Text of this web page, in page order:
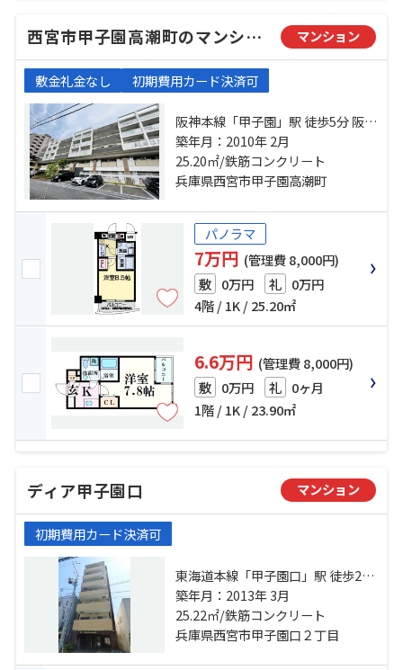
西宮市甲子園高潮町のマンション マンション
敷金礼金なし 初期費用カード決済可
阪神本線「甲子園」駅 徒歩5分 阪急
今津線「今津」駅 徒歩15分 東海道
本線「西宮」駅 徒歩28分
築年月：2010年 2月
25.20㎡/鉄筋コンクリート
兵庫県西宮市甲子園高潮町
パノラマ
7万円 (管理費 8,000円)
敷 0万円 礼 0万円
4階 / 1K / 25.20㎡
6.6万円 (管理費 8,000円)
敷 0万円 礼 0ヶ月
1階 / 1K / 23.90㎡
ディア甲子園口 マンション
初期費用カード決済可
東海道本線「甲子園口」駅 徒歩2分
阪神本線「甲子園」駅 徒歩25分 阪
急神戸本線「西宮北口」駅 徒歩30
分
築年月：2013年 3月
25.22㎡/鉄筋コンクリート
兵庫県西宮市甲子園口２丁目